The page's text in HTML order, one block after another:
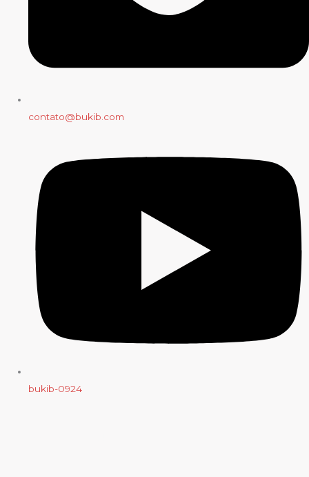
contato@bukib.com
bukib-0924